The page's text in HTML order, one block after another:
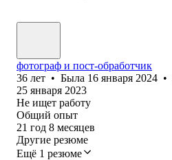
фотограф и пост-обработчик
36 лет • Была 16 января 2024 •
25 января 2023
Не ищет работу
Общий опыт
21 год 8 месяцев
Другие резюме
Ещё 1 резюме